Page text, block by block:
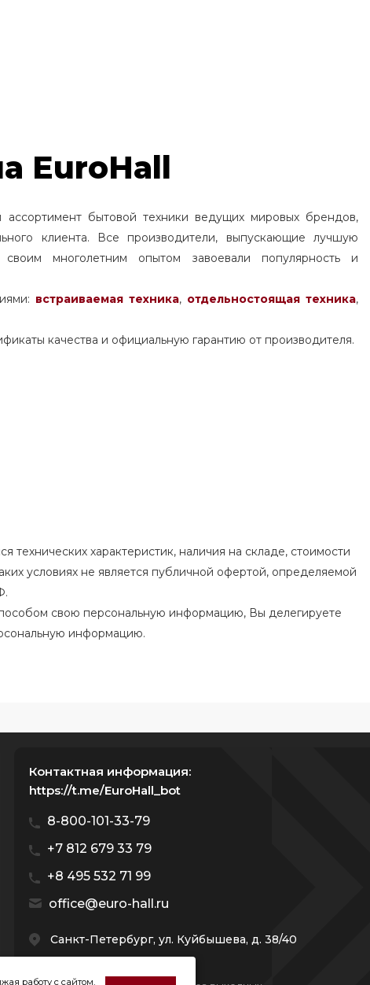
EuroHall
бытовой техники ведущих мировых брендов,
клиента. Все производители, выпускающие лучшую
многолетним опытом завоевали популярность и
встраиваемая техника, отдельностоящаятехника,
качества и официальную гарантию от производителя.
характеристик, наличия на складе, стоимости
условиях не является публичной офертой, определяемой
свою персональную информацию, Вы делегируете
информацию.
Контактная информация:
https://t.me/EuroHall_bot
8-800-101-33-79
+7 812 679 33 79
+8 495 532 71 99
office@euro-hall.ru
Санкт-Петербург, ул. Куйбышева, д. 38/40
работу с сайтом,